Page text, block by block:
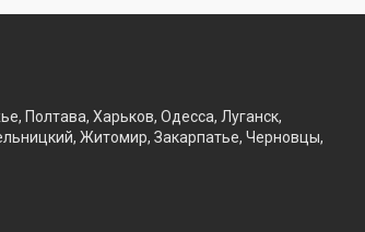
Полтава, Харьков, Одесса, Луганск,
Житомир, Закарпатье, Черновцы,